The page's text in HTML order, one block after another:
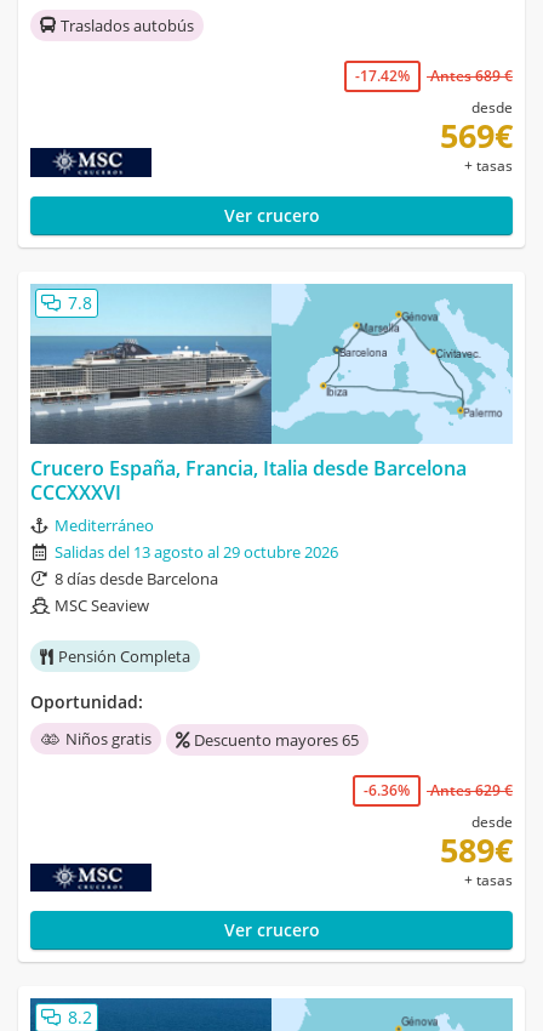
Traslados autobús
-17.42%
Antes 689 €
desde
569€
+ tasas
Ver crucero
7.8
Crucero España, Francia, Italia desde Barcelona
CCCXXXVI
Mediterráneo
Salidas del 13 agosto al 29 octubre 2026
8 días desde Barcelona
MSC Seaview
Pensión Completa
Oportunidad:
Niños gratis Descuento mayores 65
-6.36%
Antes 629 €
desde
589€
+ tasas
Ver crucero
8.2